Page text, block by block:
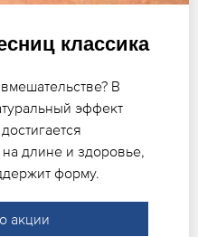
классика
В
эффект
длине и здоровье,
форму.
акции